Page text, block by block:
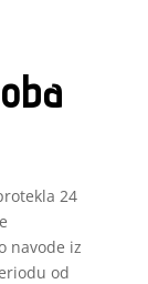
24
navode iz
od